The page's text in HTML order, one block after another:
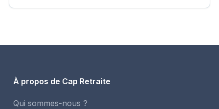
À propos de Cap Retraite
Qui sommes-nous ?